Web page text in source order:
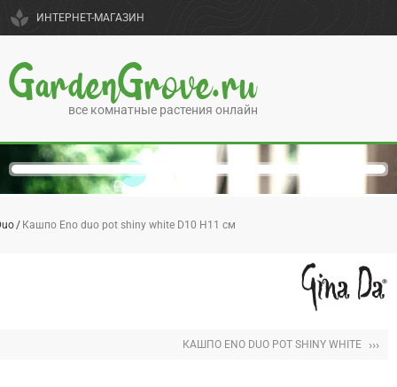
spa ИНТЕРНЕТ-МАГАЗИН
GardenGrove.ru
все комнатные растения онлайн
Кашпо Eno duo pot shiny white D10 H11 см
КАШПО ENO DUO POT SHINY WHITE ›››